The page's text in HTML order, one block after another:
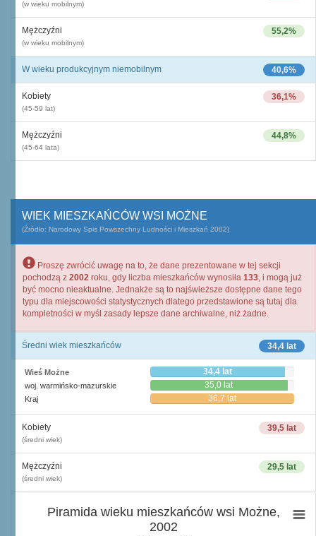
(w wieku mobilnym)
55,2%
Mężczyźni
(w wieku mobilnym)
40,6%
W wieku produkcyjnym niemobilnym
36,1%
Kobiety
(45-59 lat)
44,8%
Mężczyźni
(45-64 lata)
WIEK MIESZKAŃCÓW WSI MOŻNE
(Źródło: Narodowy Spis Powszechny Ludności i Mieszkań 2002)
Proszę zwrócić uwagę na to, że dane prezentowane w tej sekcji
pochodzą z 2002 roku, gdy liczba mieszkańców wynosiła 133, i mogą już
być mocno nieaktualne. Jednakże są to najświeższe dostępne dane tego
typu dla miejscowości statystycznych dlatego przedstawione są tutaj dla
kompletności w myśl zasady lepsze dane archiwalne, niż żadne.
34,4 lat
Średni wiek mieszkańców
Wieś Możne 34,4 lat
woj. warmińsko-mazurskie 35,0 lat
Kraj 36,7 lat
39,5 lat
Kobiety
(średni wiek)
29,5 lat
Mężczyźni
(średni wiek)
Piramida wieku mieszkańców wsi Możne,
2002